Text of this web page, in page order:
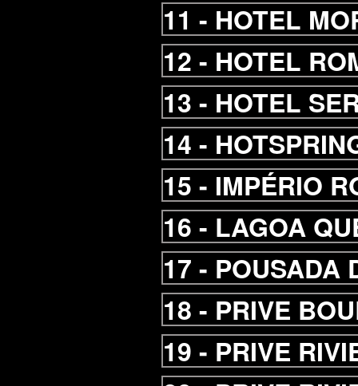
11 - HOTEL
12 - HOTEL
13 - HOTEL
14 -
15 - IMPÉRIO
16 - LAGOA
17 - POUSADA
18 - PRIVE
19 - PRIVE